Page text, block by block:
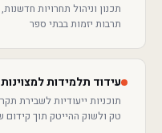
תכנון וניהול תחרויות
תרבות יזמות בבתי ספר
עידוד תלמידות למצוינות STEM
תוכניות ייעודיות לשבירת
טק ולשוק ההייטק תוך קידום